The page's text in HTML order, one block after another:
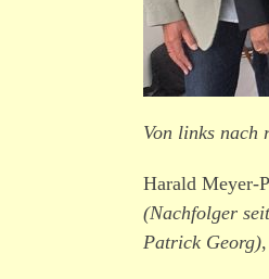
Von links nach
Harald Meyer-
(Nachfolger
Patrick Georg)